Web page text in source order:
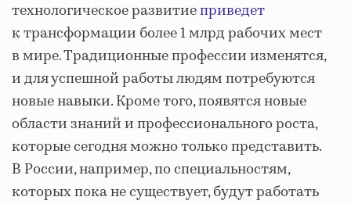
технологическое развитиеприведет
к трансформации более 1 млрд рабочих мест
в мире. Традиционные профессии изменятся,
и для успешной работы людям потребуются
новые навыки. Кроме того, появятся новые
области знаний и профессионального роста,
которые сегодня можно только представить.
В России, например, по специальностям,
которых пока не существует, будут работать